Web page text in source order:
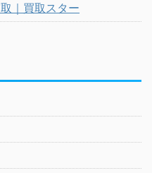
｜買取スター